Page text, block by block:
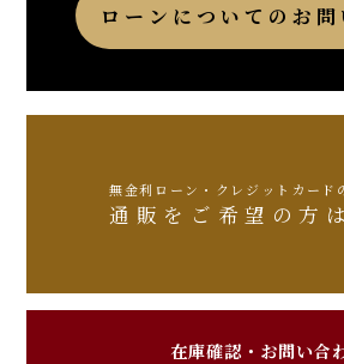
ローンについてのお
無金利ローン・クレジットカード
通販をご希望の方
在庫確認・お問い合